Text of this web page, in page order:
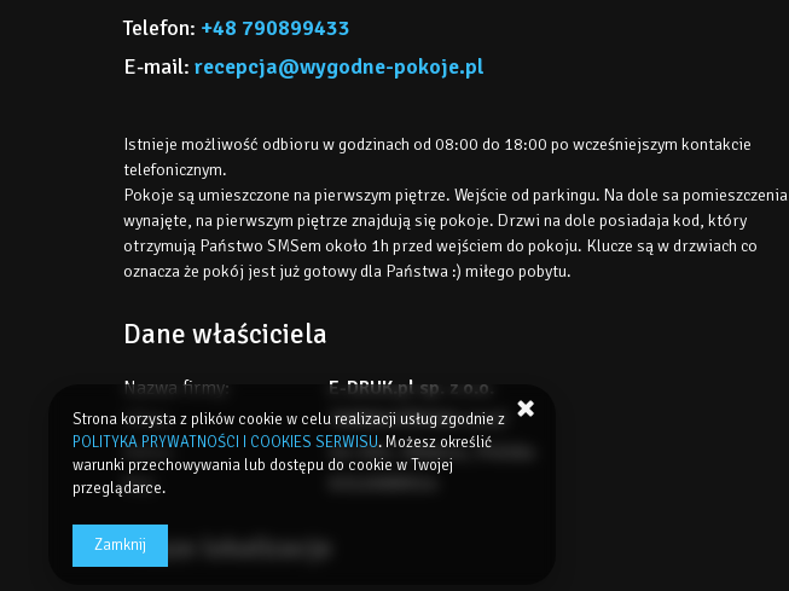
Telefon +48 790899433
E-mail recepcja@wygodne-pokoje.pl
Istnieje możliwość odbioru w godzinach od 08:00 do 18:00 po wcześniejszym kontakcie
telefonicznym.
Pokoje są umieszczone na pierwszym piętrze. Wejście od parkingu. Na dole sa pomieszczenia
wynajęte, na pierwszym piętrze znajdują się pokoje. Drzwi na dole posiadaja kod, który
otrzymują Państwo SMSem około 1h przed wejściem do pokoju. Klucze są w drzwiach co
oznacza że pokój jest już gotowy dla Państwa :) miłego pobytu.
Dane właściciela
Nazwa firmy:
E-DRUK.pl sp. z o.o.
Ulica:
TARNOGÓRSKA 114C
Adres:
44-102, Gliwice, Polska
Nip:
Nasze lokalizacje
Strona korzysta z plików cookie w celu realizacji usług zgodnie z
POLITYKA PRYWATNOŚCI I COOKIES SERWISU. Możesz określić
warunki przechowywania lub dostępu do cookie w Twojej
przeglądarce.
Zamknij